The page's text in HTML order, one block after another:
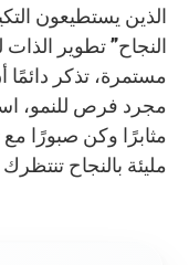
الذين يستطيعون
النجاح” تطوير
مستمرة، تذكر دائمًا
مجرد فرص للنمو،
مثابرًا وكن صبورًا
مليئة بالنجاح